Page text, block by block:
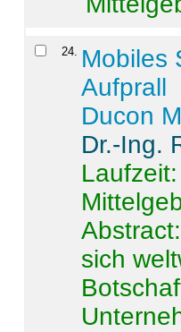
24. Mobiles
Aufprall
Ducon
Dr.-Ing.
sich